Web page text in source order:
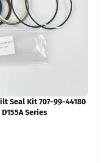
Seal Kit 707-99-44180
Series